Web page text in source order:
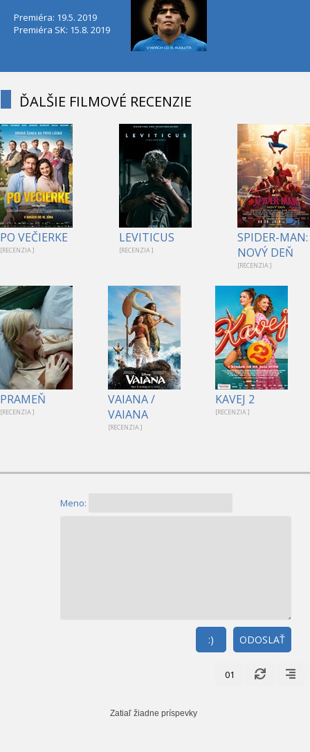
Premiéra: 19.5. 2019
Premiéra SK: 15.8. 2019
ĎALŠIE FILMOVÉ RECENZIE
PO VEČIERKE
[RECENZIA ]
LEVITICUS
[RECENZIA ]
1
SPIDER-MAN:
NOVÝ DEŇ
[RECENZIA ]
PRAMEŇ
[RECENZIA ]
VAIANA /
VAIANA
[RECENZIA ]
KAVEJ 2
[RECENZIA ]
Meno:
ODOSLAŤ
:)
01
Zatiaľ žiadne príspevky